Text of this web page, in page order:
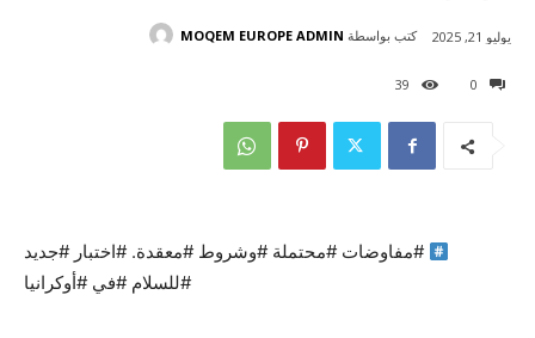
0
39
يوليو 21, 2025 كتب بواسطة MOQEM EUROPE ADMIN
#مفاوضات #محتملة #وشروط #معقدة. #اختبار #جديد
#للسلام #في #أوكرانيا